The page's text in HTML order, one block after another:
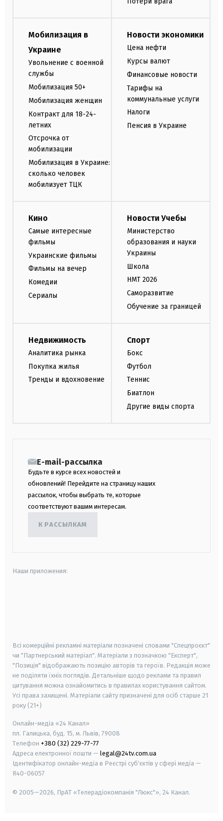
Мобилизация в
Украине
Увольнение с военной
службы
Мобилизация 50+
Мобилизация женщин
Контракт для 18-24-
летних
Отсрочка от
мобилизации
Мобилизация в Украине:
сколько человек
мобилизует ТЦК
Новости экономики
Цена нефти
Курсы валют
Финансовые новости
Тарифы на
коммунальные услуги
Налоги
Пенсия в Украине
Кино
Самые интересные
фильмы
Украинские фильмы
Фильмы на вечер
Комедии
Сериалы
Новости Учебы
Министерство
образования и науки
Украины
Школа
НМТ 2026
Саморазвитие
Обучение за границей
Недвижимость
Аналитика рынка
Покупка жилья
Тренды и вдохновение
Спорт
Бокс
Футбол
Теннис
Биатлон
Другие виды спорта
E-mail-рассылка
Будьте в курсе всех новостей и
обновлений! Перейдите на страницу наших
рассылок, чтобы выбрать те, которые
соответствуют вашим интересам.
К РАССЫЛКАМ
Наши приложения:
Всі комерційні рекламні матеріали позначені словами "Спецпроєкт"
чи "Партнерський матеріал". Матеріали з позначкою "Експерт",
"Позиція" відображають позицію авторів та героїв. Редакція може
не поділяти їхніх поглядів. Детальніше щодо реклами та правил
цитування можна ознайомитись в правилах користування сайтом.
Усі права захищені. Матеріали сайту призначені для осіб старше 21
року (21+)
Онлайн-медіа «24 Канал»
пл. Галицька, буд. 15, м. Львів, 79008
Телефон +380 (32) 229-77-77
Адреса електронної пошти — legal@24tv.com.ua
Ідентифікатор онлайн-медіа в Реєстрі суб'єктів у сфері медіа —
R40-06057
© 2005—2026, ПрАТ «Телерадіокомпанія "Люкс"», 24 Канал.